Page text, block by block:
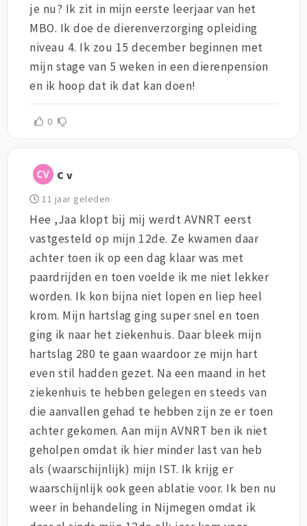
je nu? Ik zit in mijn eerste leerjaar van het
MBO. Ik doe de dierenverzorging opleiding
niveau 4. Ik zou 15 december beginnen met
mijn stage van 5 weken in een dierenpension
en ik hoop dat ik dat kan doen!
0
C v
11 jaar geleden
Hee ,Jaa klopt bij mij werdt AVNRT eerst
vastgesteld op mijn 12de. Ze kwamen daar
achter toen ik op een dag klaar was met
paardrijden en toen voelde ik me niet lekker
worden. Ik kon bijna niet lopen en liep heel
krom. Mijn hartslag ging super snel en toen
ging ik naar het ziekenhuis. Daar bleek mijn
hartslag 280 te gaan waardoor ze mijn hart
even stil hadden gezet. Na een maand in het
ziekenhuis te hebben gelegen en steeds van
die aanvallen gehad te hebben zijn ze er toen
achter gekomen. Aan mijn AVNRT ben ik niet
geholpen omdat ik hier minder last van heb
als (waarschijnlijk) mijn IST. Ik krijg er
waarschijnlijk ook geen ablatie voor. Ik ben nu
weer in behandeling in Nijmegen omdat ik